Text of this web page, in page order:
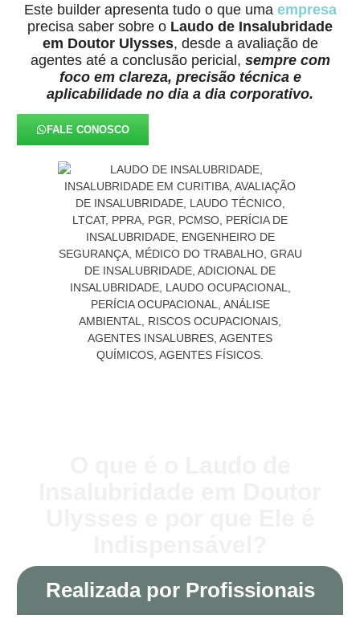
Este builder apresenta tudo o que uma empresa
precisa saber sobre o Laudo de Insalubridade
em Doutor Ulysses, desde a avaliação de
agentes até a conclusão pericial, sempre com
foco em clareza, precisão técnica e
aplicabilidade no dia a dia corporativo.
FALE CONOSCO
Realizada por Profissionais